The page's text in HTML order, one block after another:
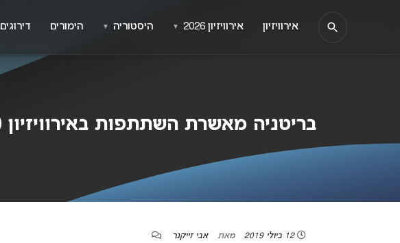
בריטניה מאשרת השתתפות באירוויזיון 2020
12 ביולי 2019 מאת אבי זייקנר
אירוויזיון אירוויזיון 2026 ▼ היסטוריה ▼ הימורים דירוגים